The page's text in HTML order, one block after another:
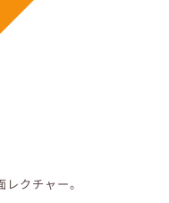
クチャー。